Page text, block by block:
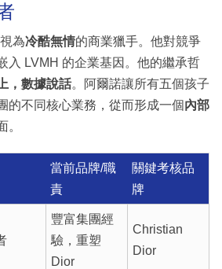
為冷酷無情的商業獵手。他對競爭
入 LVMH 的企業基因。他的繼承哲
，數據說話。阿爾諾讓所有五個孩子
的不同核心業務，從而形成一個內部
。
當前品牌/職
責
關鍵考核品
牌
豐富集團經
驗，重塑
Dior
Christian
Dior